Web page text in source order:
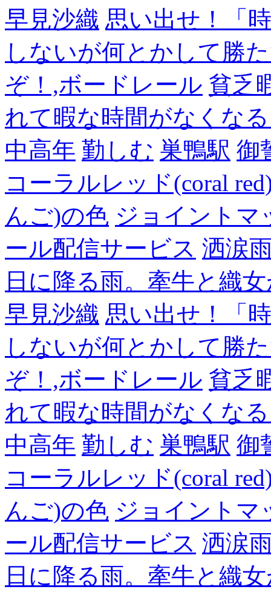
早見沙織 思い出せ！「
しないが何とかして勝
ぞ！,ボードレール 貧乏
れて暇な時間がなくな
中高年 勤しむ 巣鴨駅 御
コーラルレッド(coral
んご)の色 ジョイントマ
ール配信サービス 洒涙
日に降る雨。牽牛と織
早見沙織 思い出せ！「
しないが何とかして勝
ぞ！,ボードレール 貧乏
れて暇な時間がなくな
中高年 勤しむ 巣鴨駅 御
コーラルレッド(coral
んご)の色 ジョイントマ
ール配信サービス 洒涙
日に降る雨。牽牛と織